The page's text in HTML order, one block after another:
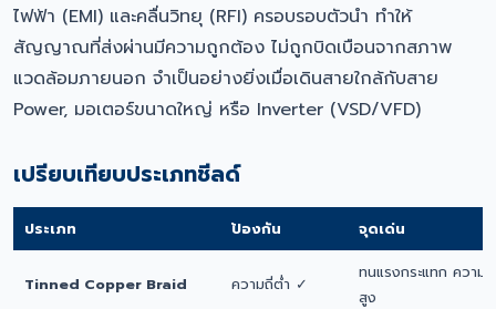
ไฟฟ้า (EMI) และคลื่นวิทยุ (RFI) ครอบรอบตัวนำ ทำให้
สัญญาณที่ส่งผ่านมีความถูกต้อง ไม่ถูกบิดเบือนจากสภาพ
แวดล้อมภายนอก จำเป็นอย่างยิ่งเมื่อเดินสายใกล้กับสาย
Power, มอเตอร์ขนาดใหญ่ หรือ Inverter (VSD/VFD)
เปรียบเทียบประเภทชีลด์
ประเภท ป้องกัน จุดเด่น
Tinned Copper Braid ความถี่ต่ำ ✓
ทนแรงกระแทก ความ
สูง